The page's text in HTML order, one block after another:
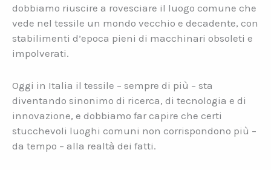
dobbiamo riuscire a rovesciare il luogo comune che
vede nel tessile un mondo vecchio e decadente, con
stabilimenti d’epoca pieni di macchinari obsoleti e
impolverati.
Oggi in Italia il tessile – sempre di più – sta
diventando sinonimo di ricerca, di tecnologia e di
innovazione, e dobbiamo far capire che certi
stucchevoli luoghi comuni non corrispondono più –
da tempo – alla realtà dei fatti.